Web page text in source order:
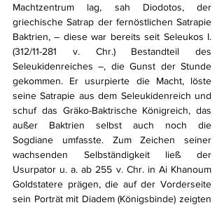
Machtzentrum lag, sah Diodotos, der
griechische Satrap der fernöstlichen Satrapie
Baktrien, – diese war bereits seit Seleukos I.
(312/11-281 v. Chr.) Bestandteil des
Seleukidenreiches –, die Gunst der Stunde
gekommen. Er usurpierte die Macht, löste
seine Satrapie aus dem Seleukidenreich und
schuf das Gräko-Baktrische Königreich, das
außer Baktrien selbst auch noch die
Sogdiane umfasste. Zum Zeichen seiner
wachsenden Selbständigkeit ließ der
Usurpator u. a. ab 255 v. Chr. in Ai Khanoum
Goldstatere prägen, die auf der Vorderseite
sein Porträt mit Diadem (Königsbinde) zeigten